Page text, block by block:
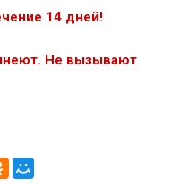
14 дней!
Не вызывают